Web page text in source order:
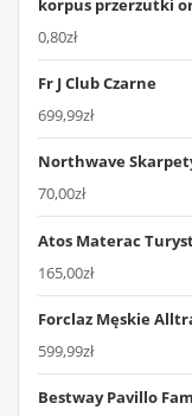
korpus przerzutki
0,80zł
Fr J Club Czarne
699,99zł
Northwave
70,00zł
Atos Materac
165,00zł
Forclaz Męskie
599,99zł
Bestway Pavillo